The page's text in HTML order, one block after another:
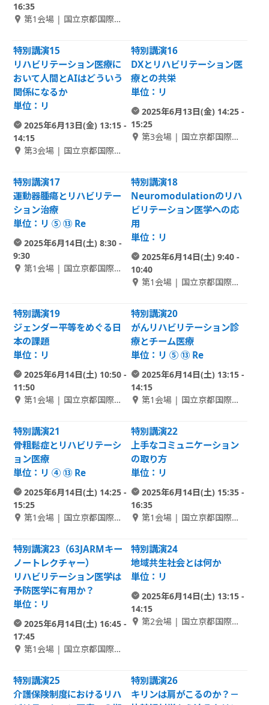
16:35
第1会場 | 国立京都国際会
特別講演15
リハビリテーション医療に
おいて人間とAIはどういう
関係になるか
単位：リ
2025年6月13日(金) 13:15 -
14:15
第3会場 | 国立京都国際会
特別講演16
DXとリハビリテーション医
療との共栄
単位：リ
2025年6月13日(金) 14:25 -
15:25
第3会場 | 国立京都国際会
特別講演17
運動器腫瘍とリハビリテー
ション治療
単位：リ ⑤ ⑬ Re
2025年6月14日(土) 8:30 -
9:30
第1会場 | 国立京都国際会
特別講演18
Neuromodulationのリハ
ビリテーション医学への応
用
単位：リ
2025年6月14日(土) 9:40 -
10:40
第1会場 | 国立京都国際会
特別講演19
ジェンダー平等をめぐる日
本の課題
単位：リ
2025年6月14日(土) 10:50 -
11:50
第1会場 | 国立京都国際会
特別講演20
がんリハビリテーション診
療とチーム医療
単位：リ ⑤ ⑬ Re
2025年6月14日(土) 13:15 -
14:15
第1会場 | 国立京都国際会
特別講演21
骨粗鬆症とリハビリテーシ
ョン医療
単位：リ ④ ⑬ Re
2025年6月14日(土) 14:25 -
15:25
第1会場 | 国立京都国際会
特別講演22
上手なコミュニケーション
の取り方
単位：リ
2025年6月14日(土) 15:35 -
16:35
第1会場 | 国立京都国際会
特別講演23（63JARMキー
ノートレクチャー）
リハビリテーション医学は
予防医学に有用か？
単位：リ
2025年6月14日(土) 16:45 -
17:45
第1会場 | 国立京都国際会
特別講演24
地域共生社会とは何か
単位：リ
2025年6月14日(土) 13:15 -
14:15
第2会場 | 国立京都国際会
特別講演25
介護保険制度におけるリハ
特別講演26
キリンは肩がこるのか？－